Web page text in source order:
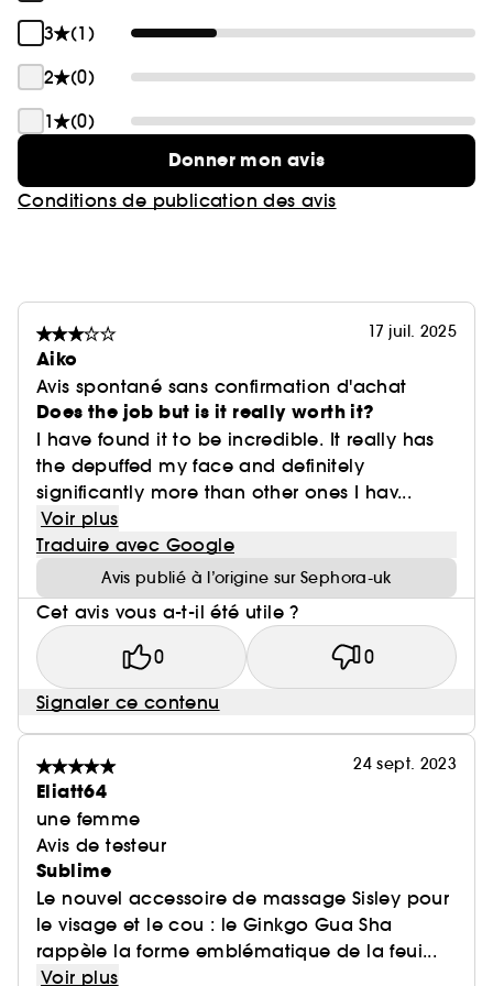
3
(1)
2
(0)
1
(0)
Donner mon avis
Conditions de publication des avis
17 juil. 2025
Aiko
Avis spontané sans confirmation d'achat
Does the job but is it really worth it?
I have found it to be incredible. It really has
the depuffed my face and definitely
significantly more than other ones I hav...
Voir plus
Traduire avec Google
Avis publié à l’origine sur Sephora-uk
Cet avis vous a-t-il été utile ?
0 0
Signaler ce contenu
24 sept. 2023
Eliatt64
une femme
Avis de testeur
Sublime
Le nouvel accessoire de massage Sisley pour
le visage et le cou : le Ginkgo Gua Sha
rappèle la forme emblématique de la feui...
Voir plus